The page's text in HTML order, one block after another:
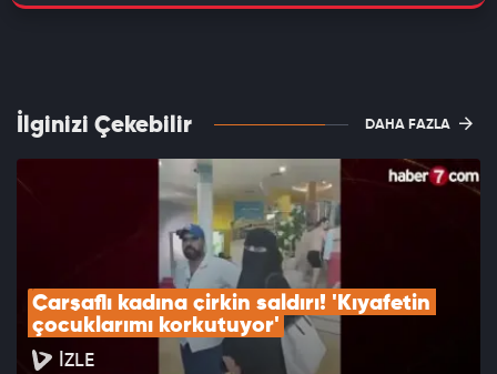
İlginizi Çekebilir DAHA FAZLA
Çarşaflı kadına çirkin saldırı! 'Kıyafetin
çocuklarımı korkutuyor'
İZLE